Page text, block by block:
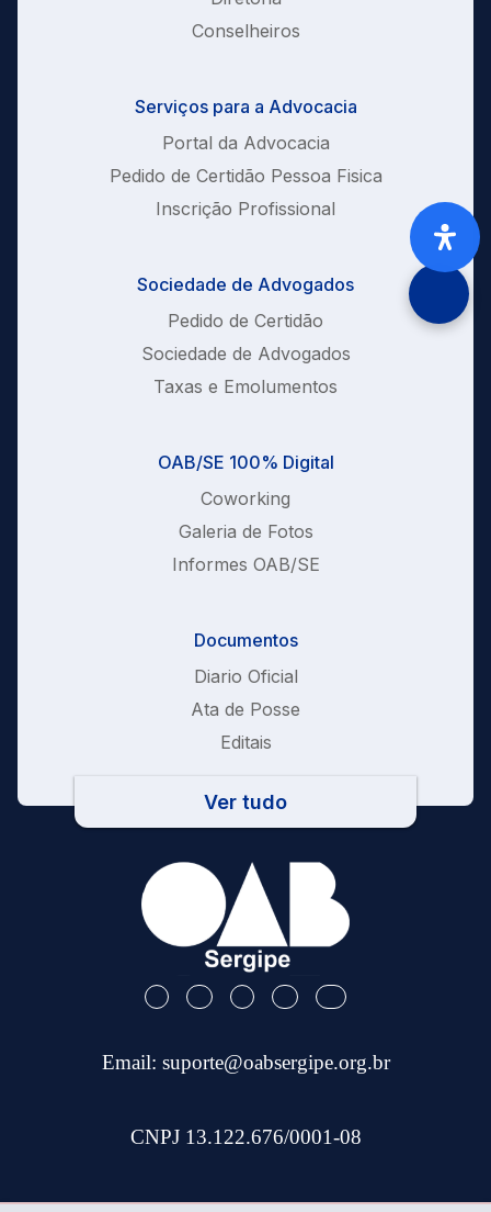
Conselheiros
Serviços para a Advocacia
Portal da Advocacia
Pedido de Certidão Pessoa Fisica
Inscrição Profissional
Sociedade de Advogados
Pedido de Certidão
Sociedade de Advogados
Taxas e Emolumentos
OAB/SE 100% Digital
Coworking
Galeria de Fotos
Informes OAB/SE
Documentos
Diario Oficial
Ata de Posse
Editais
Ver tudo
Email: suporte@oabsergipe.org.br
CNPJ 13.122.676/0001-08